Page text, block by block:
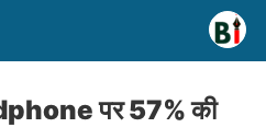
पर 57% की